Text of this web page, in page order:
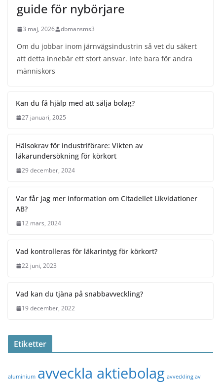
guide för nybörjare
3 maj, 2026 dbmansms3
Om du jobbar inom järnvägsindustrin så vet du säkert
att detta innebär ett stort ansvar. Inte bara för andra
människors
Kan du få hjälp med att sälja bolag?
27 januari, 2025
Hälsokrav för industriförare: Vikten av
läkarundersökning för körkort
29 december, 2024
Var får jag mer information om Citadellet Likvidationer
AB?
12 mars, 2024
Vad kontrolleras för läkarintyg för körkort?
22 juni, 2023
Vad kan du tjäna på snabbavveckling?
19 december, 2022
Etiketter
aluminium avveckla aktiebolag avveckling av